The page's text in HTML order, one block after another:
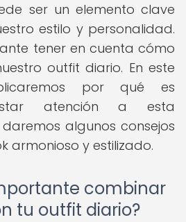
ser un elemento clave
estilo y personalidad.
tener en cuenta cómo
outfit diario. En este
por qué es
atención a esta
algunos consejos
armonioso y estilizado.
combinar
tu outfit diario?